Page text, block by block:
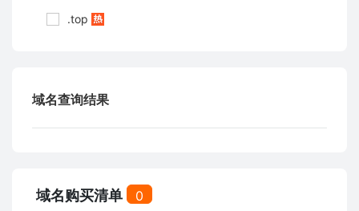
.top
域名查询结果
域名购买清单 0